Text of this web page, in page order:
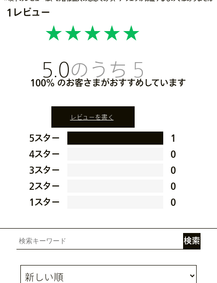
5スター
1
4スター
0
3スター
0
2スター
0
1スター
0
5.0
1レビュー
レビューを書く
100%